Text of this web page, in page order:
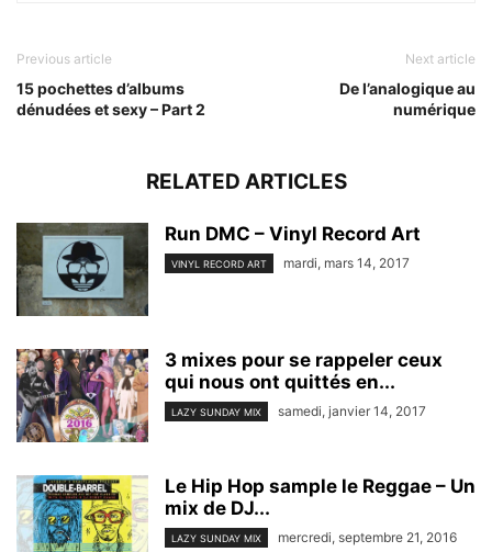
Previous article
15 pochettes d’albums
dénudées et sexy – Part 2
Next article
De l’analogique au
numérique
RELATED ARTICLES
Run DMC – Vinyl Record Art
VINYL RECORD ART mardi, mars 14, 2017
3 mixes pour se rappeler ceux
qui nous ont quittés en...
LAZY SUNDAY MIX samedi, janvier 14, 2017
Le Hip Hop sample le Reggae – Un
mix de DJ...
LAZY SUNDAY MIX mercredi, septembre 21, 2016